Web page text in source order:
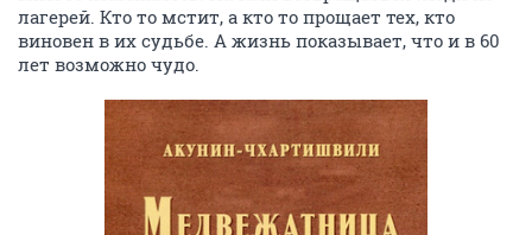
лагерей. Кто то мстит, а кто то прощает тех, кто
виновен в их судьбе. А жизнь показывает, что и в 60
лет возможно чудо.